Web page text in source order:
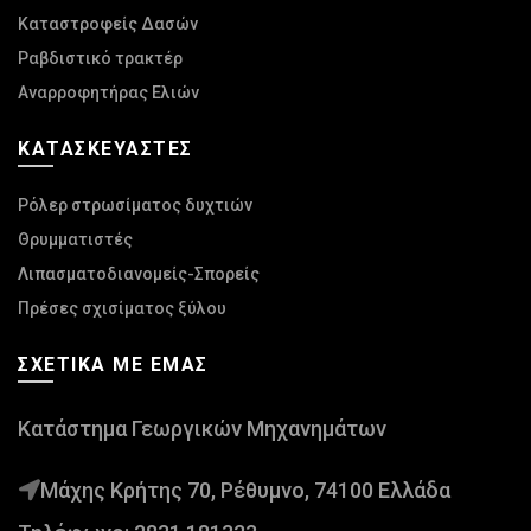
Καταστροφείς Δασών
Ραβδιστικό τρακτέρ
Αναρροφητήρας Ελιών
ΚΑΤΑΣΚΕΥΑΣΤΈΣ
Ρόλερ στρωσίματος δυχτιών
Θρυμματιστές
Λιπασματοδιανομείς-Σπορείς
Πρέσες σχισίματος ξύλου
ΣΧΕΤΙΚΆ ΜΕ ΕΜΆΣ
Κατάστημα Γεωργικών Μηχανημάτων
Μάχης Κρήτης 70, Ρέθυμνο, 74100 Ελλάδα